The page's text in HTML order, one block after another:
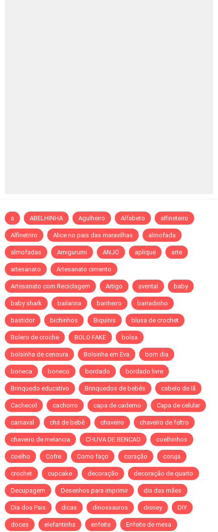
a ABELHINHA Agulheiro Alfabeto alfineteiro
Alfinetriro Alice no pais das maravilhas almofada
almofadas Amigurumi ANJO aplique arte
artesanato Artesanato cimento
Artesanato com Reciclagem Artigo avental baby
baby shark bailarina banheiro barradinho
bastidor bichinhos Biquínis blusa de crochet
Bolero de croche BOLO FAKE bolsa
bolsinha de cenoura Bolsinha em Eva bom dia
boneca boneco bordado bordado livre
Brinquedo educativo Brinquedos de bebês cabelo de lã
Cachecol cachorro capa de caderno Capa de celular
carnaval chá de bebê chaveiro chaveiro de feltro
chaveiro de melancia CHUVA DE BENCAO coelhinhos
coelho Cofre Como faço coração coruja
crochet cupcake decoração decoração de quarto
Decupagem Desenhos para imprimir dia das mães
Dia dos Pais dicas dinossauros disney DIY
doces elefantinha enfeite Enfeite de mesa